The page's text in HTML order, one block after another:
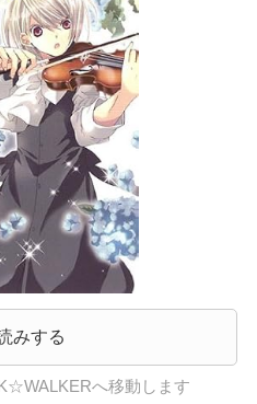
みする
へ移動します